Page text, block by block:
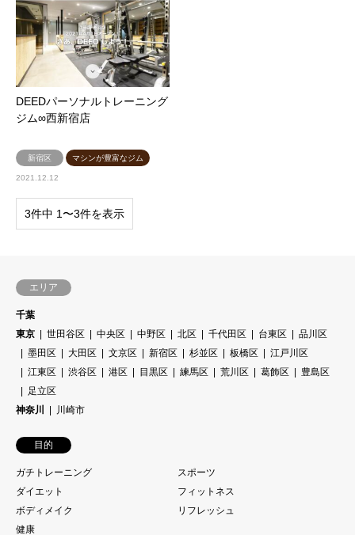
DEEDパーソナルトレーニング
ジム∞西新宿店
新宿区 マシンが豊富なジム
2021.12.12
3件中 1〜3件を表示
エリア
千葉
東京
世田谷区 中央区 中野区 北区 千代田区 台東区
品川区
墨田区
大田区 文京区 新宿区 杉並区 板橋区
江戸川区
江東区
渋谷区 港区 目黒区 練馬区 荒川区 葛飾区
豊島区
足立区
神奈川
川崎市
目的
ガチトレーニング
スポーツ
ダイエット
フィットネス
ボディメイク
リフレッシュ
健康